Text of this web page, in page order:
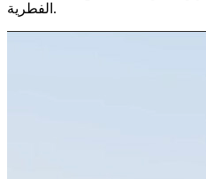
الفطرية.